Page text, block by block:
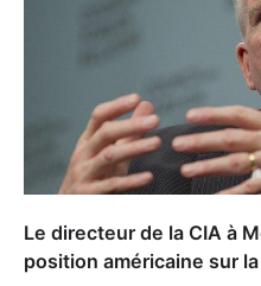
Le directeur de la CIA à
position américaine sur